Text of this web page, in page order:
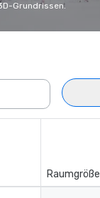
Grundrissen.
Raumgröße